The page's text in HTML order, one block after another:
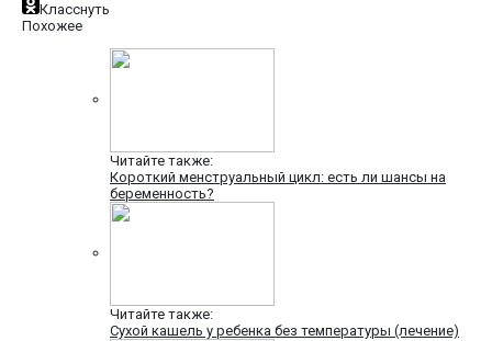
Класснуть
Похожее
Читайте также:
Короткий менструальный цикл: есть ли шансы на
беременность?
Читайте также:
Сухой кашель у ребенка без температуры (лечение)